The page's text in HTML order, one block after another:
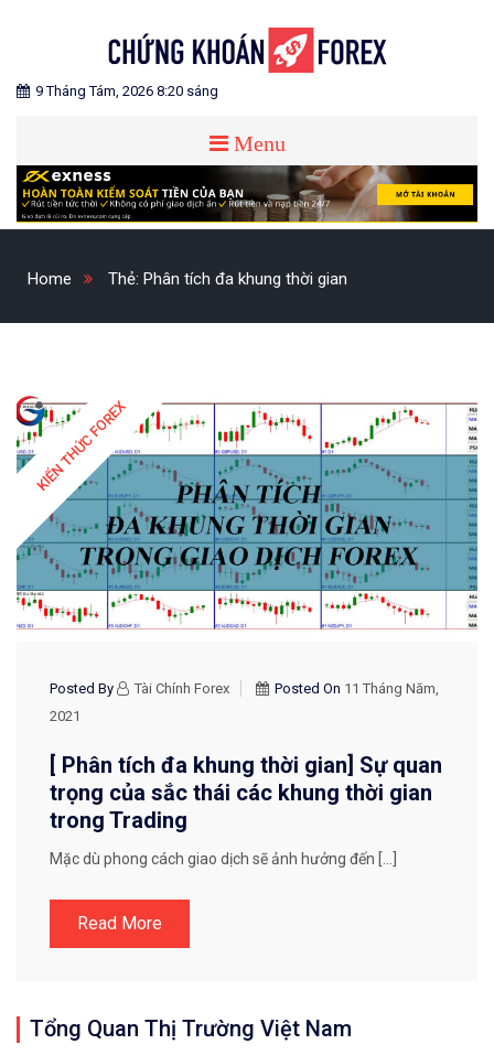
CHỨNG KHOÁN FOREX
Blog chia sẻ về Chứng Khoán và Forex
9 Tháng Tám, 2026 8:20 sáng
Menu
Home Thẻ: Phân tích đa khung thời gian
KIẾN THỨC FOREX
Posted By Tài Chính Forex Posted On 11 Tháng Năm,
2021
[ Phân tích đa khung thời gian] Sự quan
trọng của sắc thái các khung thời gian
trong Trading
Mặc dù phong cách giao dịch sẽ ảnh hưởng đến […]
Read More
Tổng Quan Thị Trường Việt Nam